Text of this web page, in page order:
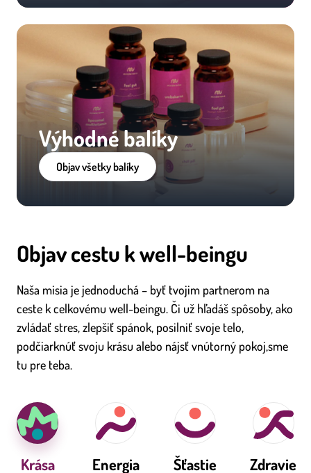
Výhodné balíky
Objav všetky balíky
Objav cestu k well-beingu
Naša misia je jednoduchá – byť tvojim partnerom na
ceste k celkovému well-beingu. Či už hľadáš spôsoby, ako
zvládať stres, zlepšiť spánok, posilniť svoje telo,
podčiarknúť svoju krásu alebo nájsť vnútorný pokoj,sme
tu pre teba.
Krása Energia Šťastie Zdravie